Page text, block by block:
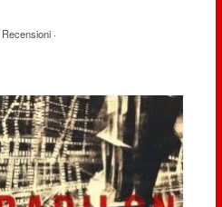
Recensioni·